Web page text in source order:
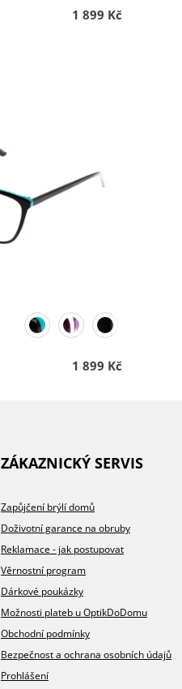
1 899 Kč
1 899 Kč
ZÁKAZNICKÝ SERVIS
Zapůjčení brýlí domů
Doživotní garance na obruby
Reklamace - jak postupovat
Věrnostní program
Dárkové poukázky
Možnosti plateb u OptikDoDomu
Obchodní podmínky
Bezpečnost a ochrana osobních údajů
Prohlášení